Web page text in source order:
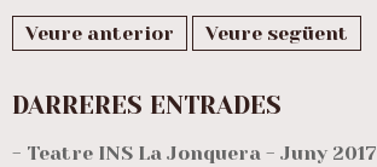
Veure anterior Veure següent
DARRERES ENTRADES
- Teatre INS La Jonquera - Juny 2017